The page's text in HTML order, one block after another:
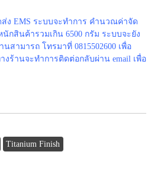
ง EMS ระบบจะทำการ คำนวณค่าจัด
กสินค้ารวมเกิน 6500 กรัม ระบบจะยัง
สามารถ โทรมาที่ 0815502600 เพื่อ
งร้านจะทำการติดต่อกลับผ่าน email เพื่อ
Titanium Finish